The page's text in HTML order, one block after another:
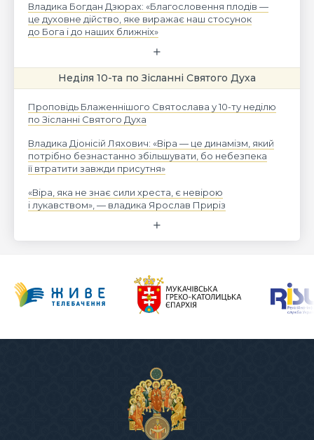
Владика Богдан Дзюрах: «Благословення плодів —
це духовне дійство, яке виражає наш стосунок
до Бога і до наших ближніх»
Неділя 10-та по Зісланні Святого Духа
Проповідь Блаженнішого Святослава у 10-ту неділю
по Зісланні Святого Духа
Владика Діонісій Ляхович: «Віра — це динамізм, який
потрібно безнастанно збільшувати, бо небезпека
її втратити завжди присутня»
«Віра, яка не знає сили хреста, є невірою
і лукавством», — владика Ярослав Приріз